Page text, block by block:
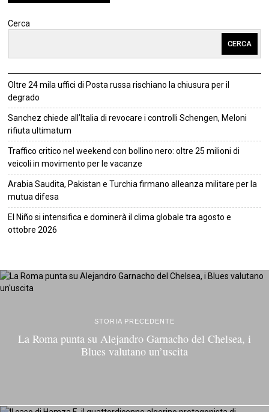
Cerca
CERCA
Oltre 24 mila uffici di Posta russa rischiano la chiusura per il
degrado
Sanchez chiede all’Italia di revocare i controlli Schengen, Meloni
rifiuta ultimatum
Traffico critico nel weekend con bollino nero: oltre 25 milioni di
veicoli in movimento per le vacanze
Arabia Saudita, Pakistan e Turchia firmano alleanza militare per la
mutua difesa
El Niño si intensifica e dominerà il clima globale tra agosto e
ottobre 2026
STORIA PRECEDENTE
La Roma punta su Alejandro Garnacho del Chelsea, i
Blues valutano un’uscita